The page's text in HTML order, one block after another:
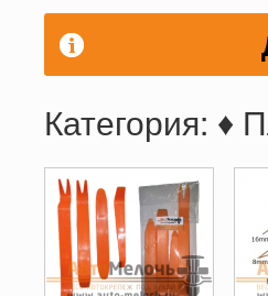
Категория: ♦